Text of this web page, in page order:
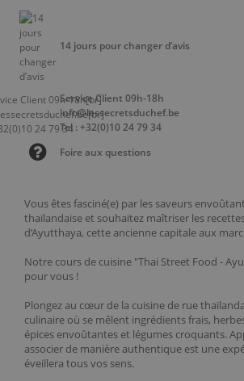
Vous êtes fasciné(e) par les saveurs
thaïlandaise et souhaitez maîtriser les
d’Ayutthaya, cette ancienne capitale aux
Notre cours de cuisine "Thai Street Food -
pour vous !
Plongez au cœur de la cuisine de rue
culinaire où se mêlent ingrédients frais,
épices envoûtantes et légumes croquants.
associer de manière authentique est une
éveillera tous vos sens.
14 jours pour changer d’avis
Service Client 09h-18h
info@lessecretsduchef.be
Tel : +32(0)10 24 79 34
Foire aux questions